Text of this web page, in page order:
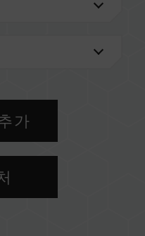
을 통
환성 목록)을 참고하
. 다른 세트의 메모
정해지거나 부팅되
의 품질과 현재 사용
가